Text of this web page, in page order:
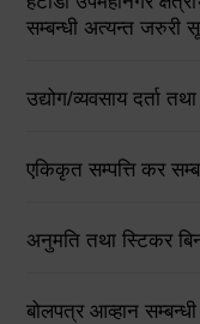
सम्बन्धी अत्यन्त जरुरी
उद्योग/व्यवसाय दर्ता
एकिकृत सम्पत्ति कर
अनुमति तथा स्टिकर
बोलपत्र आव्हान